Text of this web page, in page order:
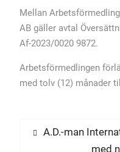
Mellan
AB gäller avtal
Af-2023/0020 9872.
Arbetsförmedlingen
med tolv (12) månader
Föregående
A.D.-man
med